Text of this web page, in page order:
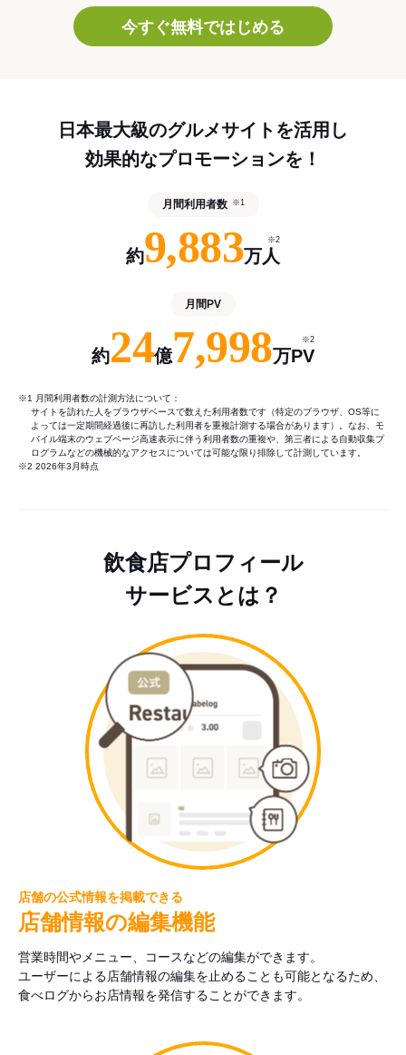
今すぐ無料ではじめる
日本最大級のグルメサイトを活用し
効果的なプロモーションを！
月間利用者数 ※1
約9,883万人
※2
月間PV
約24億7,998万PV
※2
※1 月間利用者数の計測方法について：
サイトを訪れた人をブラウザベースで数えた利用者数です（特定のブラウザ、OS等に
よっては一定期間経過後に再訪した利用者を重複計測する場合があります）。なお、モ
バイル端末のウェブページ高速表示に伴う利用者数の重複や、第三者による自動収集プ
ログラムなどの機械的なアクセスについては可能な限り排除して計測しています。
※2 2026年3月時点
飲食店プロフィール
サービスとは？
店舗の公式情報を掲載できる
店舗情報の編集機能
営業時間やメニュー、コースなどの編集ができます。
ユーザーによる店舗情報の編集を止めることも可能となるため、
食べログからお店情報を発信することができます。